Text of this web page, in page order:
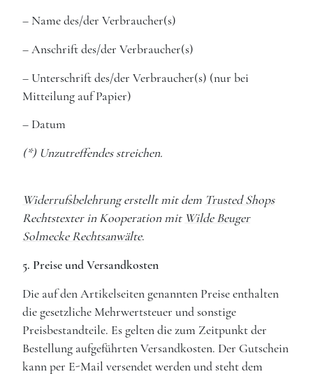
– Name des/der Verbraucher(s)
– Anschrift des/der Verbraucher(s)
– Unterschrift des/der Verbraucher(s) (nur bei
Mitteilung auf Papier)
– Datum
(*) Unzutreffendes streichen.
Widerrufsbelehrungerstellt mit dem Trusted Shops
Rechtstexter in Kooperation mit Wilde Beuger
Solmecke Rechtsanwälte.
5. Preise und Versandkosten
Die auf den Artikelseiten genannten Preise enthalten
die gesetzliche Mehrwertsteuer und sonstige
Preisbestandteile. Es gelten die zum Zeitpunkt der
Bestellung aufgeführten Versandkosten. Der Gutschein
kann per E-Mail versendet werden und steht dem